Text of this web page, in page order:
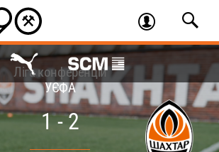
Ліга конференцій
УЄФА
1 - 2